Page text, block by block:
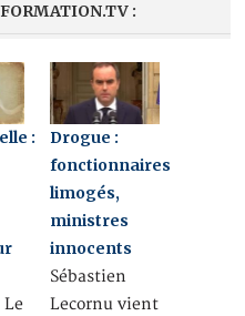
:
:
Le
Drogue :
fonctionnaires
limogés,
ministres
innocents
Sébastien
Lecornu vient